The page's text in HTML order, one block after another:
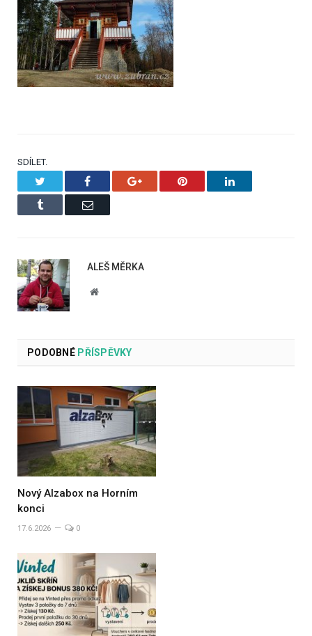
SDÍLET.
Facebook Google+ Pinterest LinkedIn
Tumblr Email
ALEŠ MĚRKA
Website
PODOBNÉPŘÍSPĚVKY
Nový Alzabox na Horním
konci
17.6.2026 0